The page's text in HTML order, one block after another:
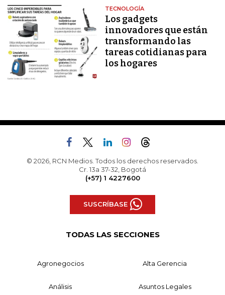
TECNOLOGÍA
Los gadgets
innovadores que están
transformando las
tareas cotidianas para
los hogares
© 2026, RCN Medios. Todos los derechos reservados.
Cr. 13a 37-32, Bogotá
(+57) 1 4227600
SUSCRÍBASE
TODAS LAS SECCIONES
Agronegocios Alta Gerencia
Análisis Asuntos Legales